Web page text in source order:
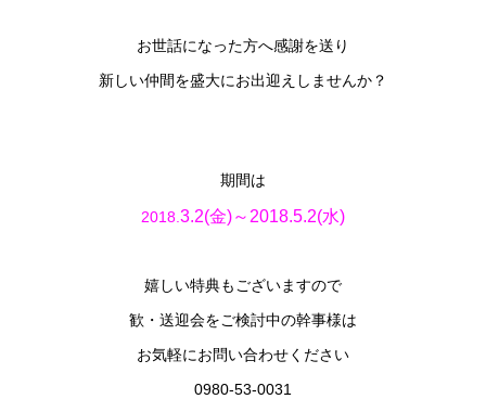
お世話になった方へ感謝を送り
新しい仲間を盛大にお出迎えしませんか？
期間は
2018. 3.2(金)～2018.5.2(水)
嬉しい特典もございますので
歓・送迎会をご検討中の幹事様は
お気軽にお問い合わせください
0980-53-0031